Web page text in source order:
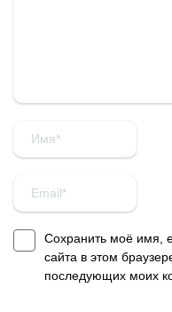
Сохранить моё имя,
сайта в этом
последующих моих